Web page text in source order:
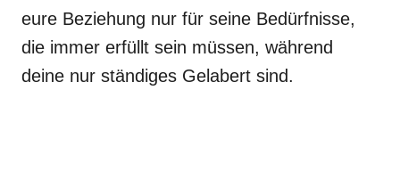
eure Beziehung nur für seine Bedürfnisse,
die immer erfüllt sein müssen, während
deine nur ständiges Gelabert sind.